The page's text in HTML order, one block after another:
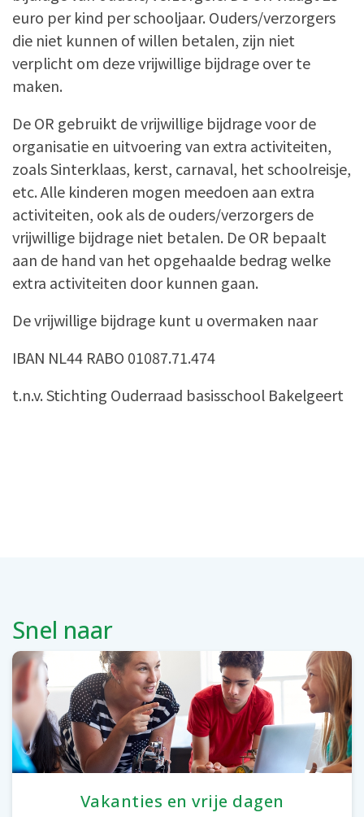
euro per kind per schooljaar. Ouders/verzorgers
die niet kunnen of willen betalen, zijn niet
verplicht om deze vrijwillige bijdrage over te
maken.
De OR gebruikt de vrijwillige bijdrage voor de
organisatie en uitvoering van extra activiteiten,
zoals Sinterklaas, kerst, carnaval, het schoolreisje,
etc. Alle kinderen mogen meedoen aan extra
activiteiten, ook als de ouders/verzorgers de
vrijwillige bijdrage niet betalen. De OR bepaalt
aan de hand van het opgehaalde bedrag welke
extra activiteiten door kunnen gaan.
De vrijwillige bijdrage kunt u overmaken naar
IBAN NL44 RABO 01087.71.474
t.n.v. Stichting Ouderraad basisschool Bakelgeert
Snel naar
Vakanties en vrije dagen